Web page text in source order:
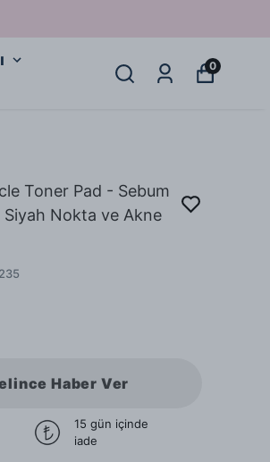
0
Toner Pad - Sebum
Siyah Nokta ve Akne
Haber Ver
15 gün içinde
iade